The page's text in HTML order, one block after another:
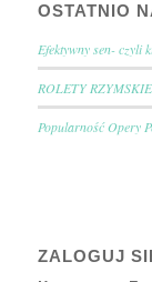
OSTATNIO
Efektywny sen-
ROLETY
Popularność Opery
ZALOGUJ